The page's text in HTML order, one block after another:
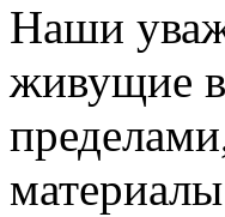
Наши
живущие в